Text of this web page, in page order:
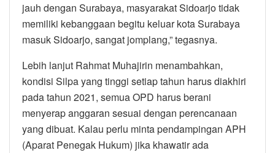
jauh dengan Surabaya, masyarakat Sidoarjo tidak
memiliki kebanggaan begitu keluar kota Surabaya
masuk Sidoarjo, sangat jomplang,” tegasnya.
Lebih lanjut Rahmat Muhajirin menambahkan,
kondisi Silpa yang tinggi setiap tahun harus diakhiri
pada tahun 2021, semua OPD harus berani
menyerap anggaran sesuai dengan perencanaan
yang dibuat. Kalau perlu minta pendampingan APH
(Aparat Penegak Hukum) jika khawatir ada